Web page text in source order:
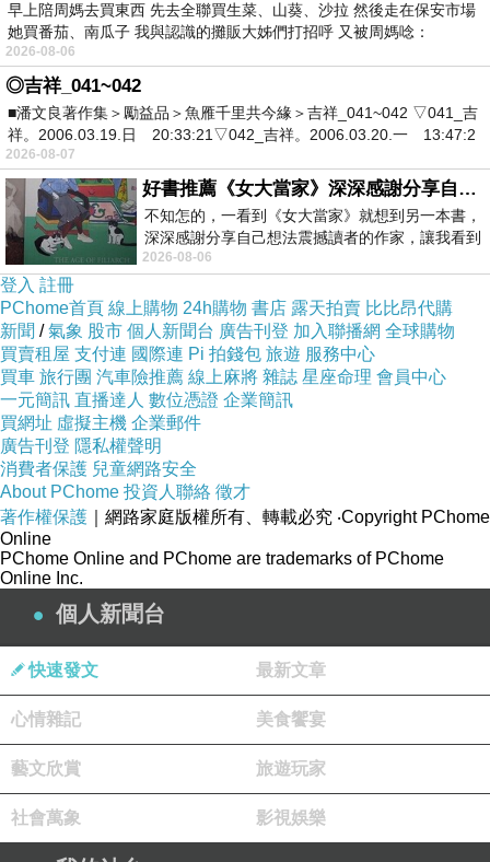
早上陪周媽去買東西 先去全聯買生菜、山葵、沙拉 然後走在保安市場
她買番茄、南瓜子 我與認識的攤販大姊們打招呼 又被周媽唸：
2026-08-06
◎吉祥_041~042
■潘文良著作集＞勵益品＞魚雁千里共今緣＞吉祥_041~042 ▽041_吉
祥。2006.03.19.日 20:33:21▽042_吉祥。2006.03.20.一 13:47:2
2026-08-07
好書推薦《女大當家》深深感謝分享自己想法震撼讀者的作家，讓我看到不同樣貌的家庭！
不知怎的，一看到《女大當家》就想到另一本書，
深深感謝分享自己想法震撼讀者的作家，讓我看到
不同樣貌的家庭！ 《女大
2026-08-06
登入 註冊
PChome首頁 線上購物 24h購物 書店 露天拍賣 比比昂代購
新聞 /氣象 股市 個人新聞台 廣告刊登 加入聯播網 全球購物
買賣租屋 支付連 國際連 Pi 拍錢包 旅遊 服務中心
買車 旅行團 汽車險推薦 線上麻將 雜誌 星座命理 會員中心
一元簡訊 直播達人 數位憑證 企業簡訊
買網址 虛擬主機 企業郵件
廣告刊登 隱私權聲明
消費者保護 兒童網路安全
About PChome 投資人聯絡 徵才
著作權保護 ｜網路家庭版權所有、轉載必究 ‧Copyright PChome
Online
PChome Online and PChome are trademarks of PChome
Online Inc.
個人新聞台
快速發文 最新文章
心情雜記 美食饗宴
藝文欣賞 旅遊玩家
社會萬象 影視娛樂